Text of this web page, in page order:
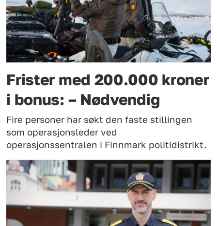
Frister med 200.000 kroner
i bonus: – Nødvendig
Fire personer har søkt den faste stillingen
som operasjonsleder ved
operasjonssentralen i Finnmark politidistrikt.